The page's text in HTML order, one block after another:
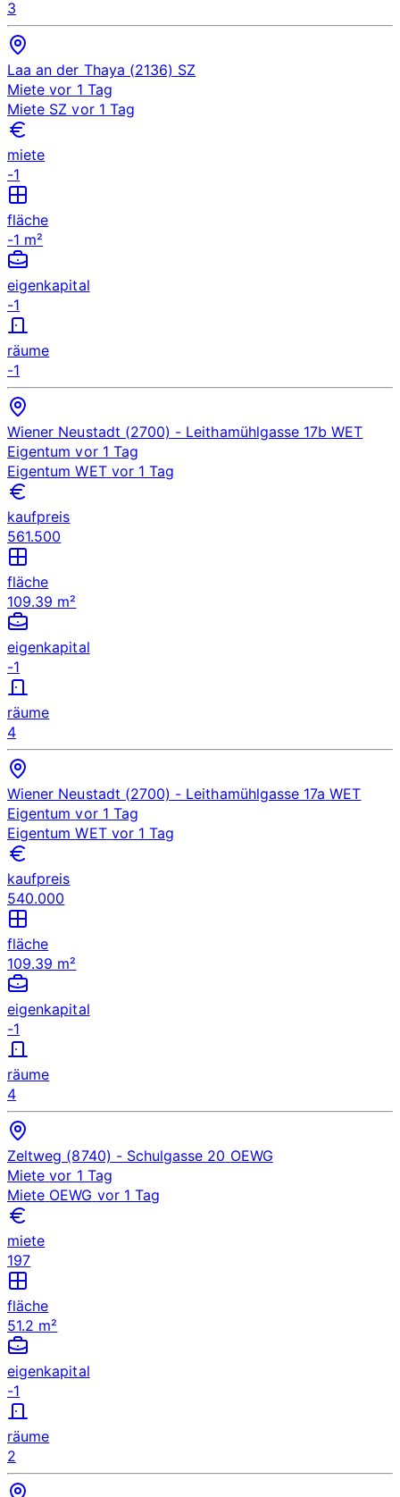
3
Laa an der Thaya (2136) SZ
Miete vor 1 Tag
Miete SZ vor 1 Tag
miete
-1
fläche
-1 m²
eigenkapital
-1
räume
-1
Wiener Neustadt (2700) - Leithamühlgasse 17b WET
Eigentum vor 1 Tag
Eigentum WET vor 1 Tag
kaufpreis
561.500
fläche
109.39 m²
eigenkapital
-1
räume
4
Wiener Neustadt (2700) - Leithamühlgasse 17a WET
Eigentum vor 1 Tag
Eigentum WET vor 1 Tag
kaufpreis
540.000
fläche
109.39 m²
eigenkapital
-1
räume
4
Zeltweg (8740) - Schulgasse 20 OEWG
Miete vor 1 Tag
Miete OEWG vor 1 Tag
miete
197
fläche
51.2 m²
eigenkapital
-1
räume
2